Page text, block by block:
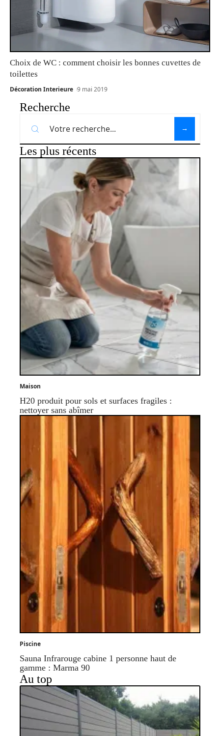
Choix de WC : comment choisir les bonnes cuvettes de
toilettes
Décoration Interieure 9 mai 2019
Recherche
Les plus récents
Maison
H20 produit pour sols et surfaces fragiles :
nettoyer sans abîmer
Piscine
Sauna Infrarouge cabine 1 personne haut de
gamme : Marma 90
Au top